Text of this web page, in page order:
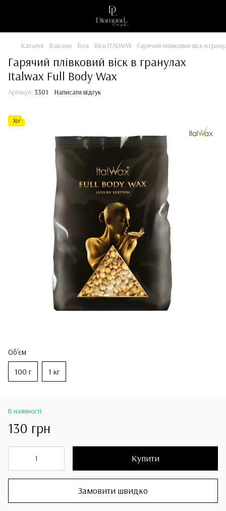
Каталог Ваксинг Віск Віск ITALWAX Гарячий плівковий віск в
Гарячий плівковий віск в гранулах
Italwax Full Body Wax
Артикул: 3301 Написати відгук
Хіт
Об'єм
100 г 1 кг
В наявності
130 грн
Купити
Замовити швидко